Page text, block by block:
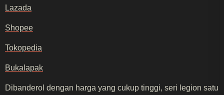
Lazada
Shopee
Tokopedia
Bukalapak
Dibanderol dengan harga yang cukup tinggi, seri legion satu